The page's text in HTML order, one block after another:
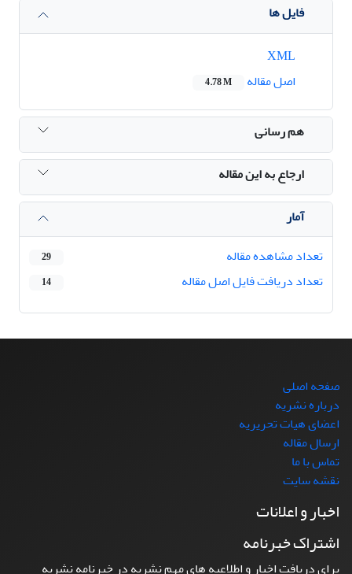
فایل ها
اصل مقاله
4.78 M
هم رسانی
ارجاع به این مقاله
آمار
تعداد مشاهده مقاله
29
تعداد دریافت فایل اصل مقاله 14
صفحه اصلی
درباره نشریه
اعضای هیات تحریریه
ارسال مقاله
تماس با ما
نقشه سایت
اخبار و اعلانات
اشتراک خبرنامه
برای دریافت اخبار و اطلاعیه های مهم نشریه در خبرنامه نشریه